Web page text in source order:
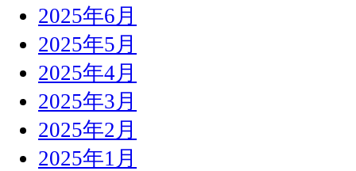
2025年6月
2025年5月
2025年4月
2025年3月
2025年2月
2025年1月